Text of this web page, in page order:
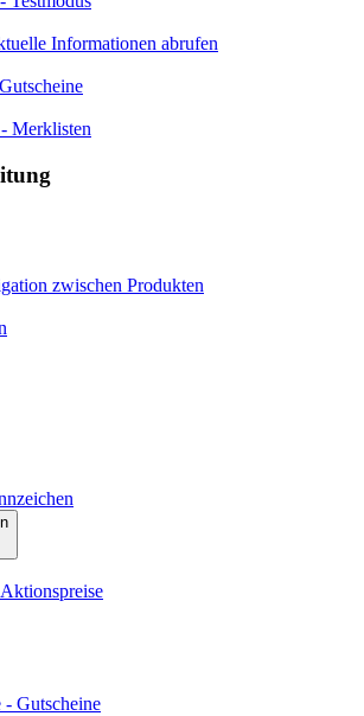
Informationen abrufen
Merklisten
zwischen Produkten
- Gutscheine